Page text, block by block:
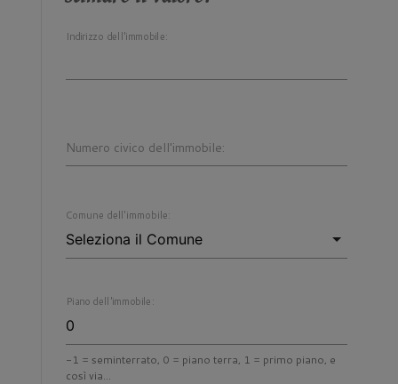
Indirizzo dell'immobile:
Numero civico dell'immobile:
Comune dell'immobile:
Piano dell'immobile:
-1 = seminterrato, 0 = piano terra, 1 = primo piano, e
così via...